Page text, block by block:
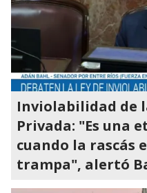
Inviolabilidad de
Privada: "Es una
cuando la rascás
trampa", alertó